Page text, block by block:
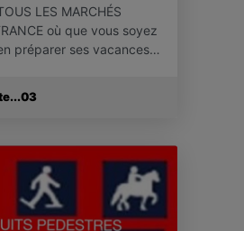
LES MARCHÉS
où que vous soyez
préparer ses vacances…